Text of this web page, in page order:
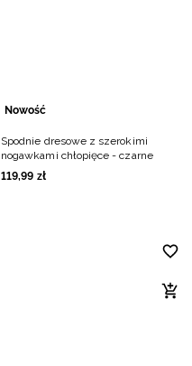
Nowość
Spodnie dresowe z szerokimi
nogawkami chłopięce - czarne
119,99 zł
/ EUR
/ UAH